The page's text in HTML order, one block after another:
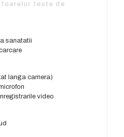
teste de
sanatatii
langa camera)
video